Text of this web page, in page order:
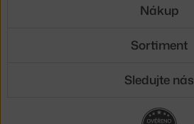
Nákup
Sortiment
Sledujte nás